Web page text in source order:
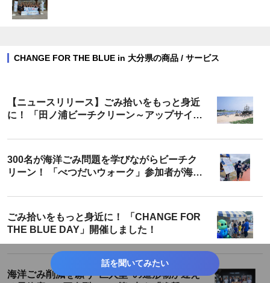
CHANGE FOR THE BLUE in 大分県の商品 / サービス
【ニュースリリース】ごみ拾いをもっと身近
に！ 「田ノ浦ビーチクリーン～アップサイク
300名が海洋ごみ問題を学びながらビーチク
リーン！ 「べつだいウォーク」参加者が海岸
ごみ拾いをもっと身近に！ 「CHANGE FOR
THE BLUE DAY」開催しました！
海洋ごみ削減を願う”巨人型”の造形物が迎え
話を聞いてみたい